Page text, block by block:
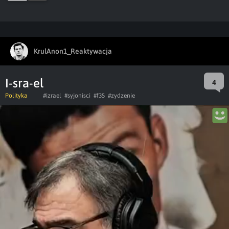
KrulAnon1_Reaktywacja
I-sra-el 4
Polityka #izrael #syjonisci #f35 #zydzenie